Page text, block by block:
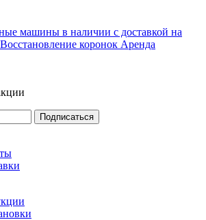
машины в наличии с доставкой на
Восстановление коронок Аренда
Подписаться